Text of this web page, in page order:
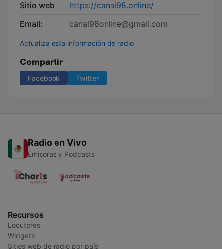
Sitio web
https://canal98.online/
Email:
canal98online@gmail.com
Actualiza esta información de radio
Compartir
Facebook Twitter
Radio en Vivo
Emisoras y Podcasts
Recursos
Locutores
Widgets
Sitios web de radio por país